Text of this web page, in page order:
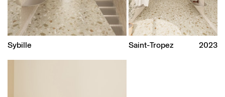
Sybille Saint-Tropez 2023